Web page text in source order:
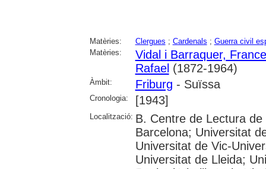
Matèries: Clergues ; Cardenals ; Guerra civil
Matèries:
Vidal i Barraquer,
Rafael (1872-1964)
Àmbit: Friburg - Suïssa
Cronologia: [1943]
Localització: B. Centre de Lectura
Barcelona; Universitat
Universitat de Vic-
Universitat de Lleida;